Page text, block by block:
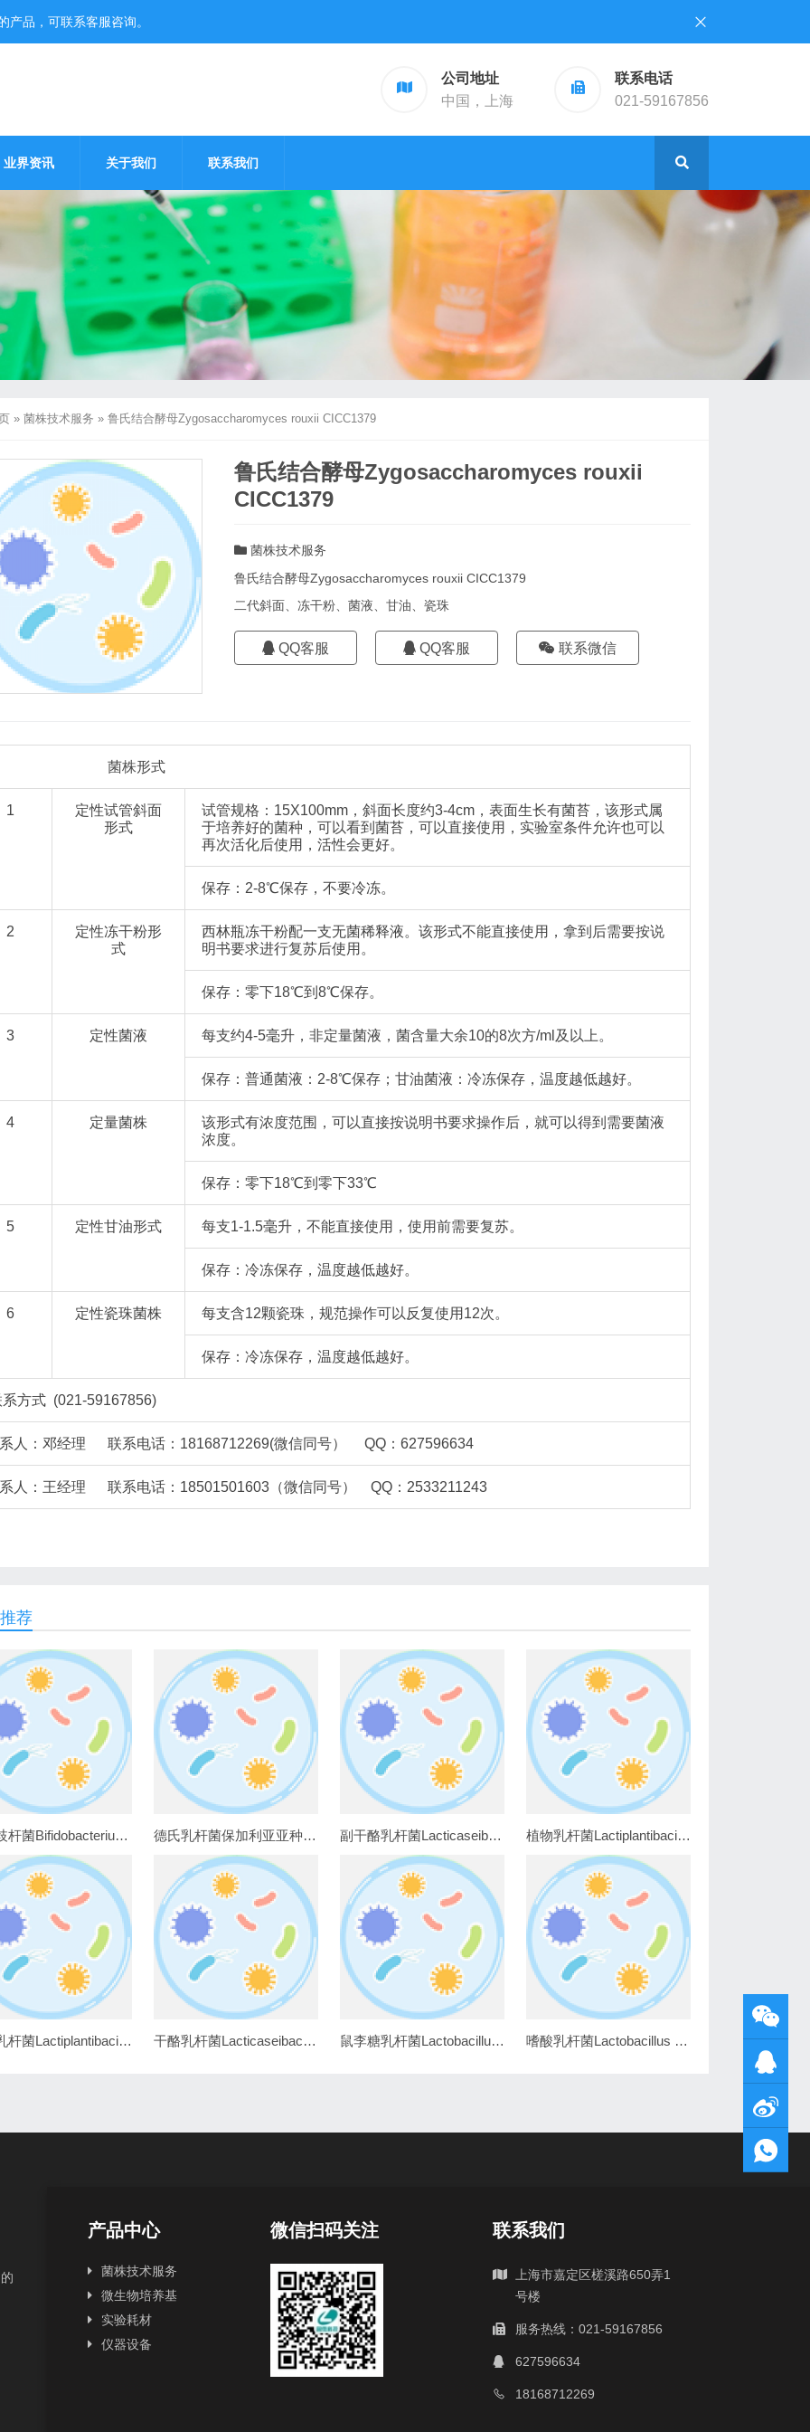
品，可联系客服咨询。
公司地址
中国，上海
联系电话
021-59167856
业界资讯 关于我们 联系我们
» 菌株技术服务 » 鲁氏结合酵母Zygosaccharomyces rouxii CICC1379
鲁氏结合酵母Zygosaccharomyces rouxii
CICC1379
菌株技术服务
鲁氏结合酵母Zygosaccharomyces rouxii CICC1379
二代斜面、冻干粉、菌液、甘油、瓷珠
QQ客服 QQ客服 联系微信
菌株形式
1
定性试管斜面
形式
试管规格：15X100mm，斜面长度约3-4cm，表面生长有菌苔，该形式属
于培养好的菌种，可以看到菌苔，可以直接使用，实验室条件允许也可以
再次活化后使用，活性会更好。
保存：2-8℃保存，不要冷冻。
2
定性冻干粉形
式
西林瓶冻干粉配一支无菌稀释液。该形式不能直接使用，拿到后需要按说
明书要求进行复苏后使用。
保存：零下18℃到8℃保存。
3 定性菌液 每支约4-5毫升，非定量菌液，菌含量大余10的8次方/ml及以上。
保存：普通菌液：2-8℃保存；甘油菌液：冷冻保存，温度越低越好。
4 定量菌株
该形式有浓度范围，可以直接按说明书要求操作后，就可以得到需要菌液
浓度。
保存：零下18℃到零下33℃
5 定性甘油形式 每支1-1.5毫升，不能直接使用，使用前需要复苏。
保存：冷冻保存，温度越低越好。
6 定性瓷珠菌株 每支含12颗瓷珠，规范操作可以反复使用12次。
保存：冷冻保存，温度越低越好。
系方式 (021-59167856)
人：邓经理 联系电话：18168712269(微信同号） QQ：627596634
人：王经理 联系电话：18501501603（微信同号） QQ：2533211243
荐
长双歧杆菌Bifidobacterium longum CICC25033 德氏乳杆菌保加利亚亚种 CICC6047 副干酪乳杆菌Lacticaseibacillus paracasei AS1.570 植物乳杆菌Lactiplantibacillus plantarum ATCC8014
植物乳杆菌Lactiplantibacillus plantarum ACCC11095 干酪乳杆菌Lacticaseibacillus casei AS1.29 鼠李糖乳杆菌Lactobacillus rhamnosus ATCC7469 嗜酸乳杆菌Lactobacillus acidophilus ATCC4356
产品中心
菌株技术服务
微生物培养基
实验耗材
仪器设备
微信扫码关注 联系我们
上海市嘉定区槎溪路650弄1
号楼
服务热线：021-59167856
627596634
18168712269